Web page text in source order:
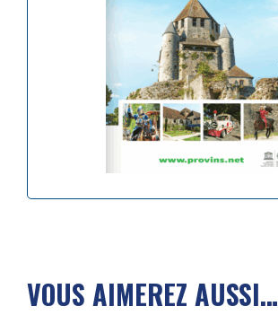
VOUS AIMEREZ AUSSI…